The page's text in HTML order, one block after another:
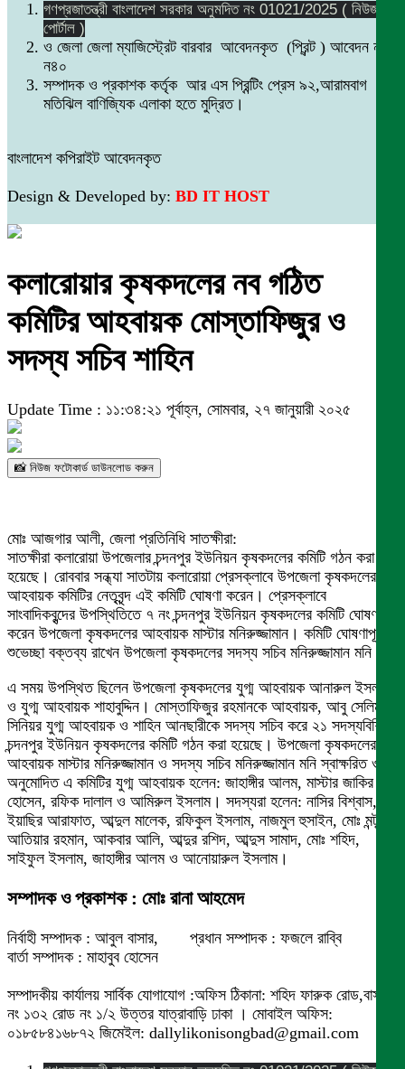
গণপ্রজাতন্ত্রী বাংলাদেশ সরকার অনুমদিত নং 01021/2025 ( নিউজ
পোর্টাল )
ও জেলা জেলা ম্যাজিস্ট্রেট বারবার আবেদনকৃত (প্রিন্ট ) আবেদন নং
ন৪০
সম্পাদক ও প্রকাশক কর্তৃক আর এস প্রিন্টিং প্রেস ৯২,আরামবাগ
মতিঝিল বাণিজ্যিক এলাকা হতে মুদ্রিত।
বাংলাদেশ কপিরাইট আবেদনকৃত
Design & Developed by: BD IT HOST
কলারোয়ার কৃষকদলের নব গঠিত
কমিটির আহবায়ক মোস্তাফিজুর ও
সদস্য সচিব শাহিন
Update Time : ১১:৩৪:২১ পূর্বাহ্ন, সোমবার, ২৭ জানুয়ারী ২০২৫
📸 নিউজ ফটোকার্ড ডাউনলোড করুন
মোঃ আজগার আলী, জেলা প্রতিনিধি সাতক্ষীরা:
সাতক্ষীরা কলারোয়া উপজেলার চন্দনপুর ইউনিয়ন কৃষকদলের কমিটি গঠন করা
হয়েছে। রোববার সন্ধ্যা সাতটায় কলারোয়া প্রেসক্লাবে উপজেলা কৃষকদলের
আহবায়ক কমিটির নেতৃবৃন্দ এই কমিটি ঘোষণা করেন। প্রেসক্লাবে
সাংবাদিকবৃন্দের উপস্থিতিতে ৭ নং চন্দনপুর ইউনিয়ন কৃষকদলের কমিটি ঘোষণা
করেন উপজেলা কৃষকদলের আহবায়ক মাস্টার মনিরুজ্জামান। কমিটি ঘোষণাপূর্ব
শুভেচ্ছা বক্তব্য রাখেন উপজেলা কৃষকদলের সদস্য সচিব মনিরুজ্জামান মনি।
এ সময় উপস্থিত ছিলেন উপজেলা কৃষকদলের যুগ্ম আহবায়ক আনারুল ইসলাম
ও যুগ্ম আহবায়ক শাহাবুদ্দিন। মোস্তাফিজুর রহমানকে আহবায়ক, আবু সেলিমকে
সিনিয়র যুগ্ম আহবায়ক ও শাহিন আনছারীকে সদস্য সচিব করে ২১ সদস্যবিশিষ্ট
চন্দনপুর ইউনিয়ন কৃষকদলের কমিটি গঠন করা হয়েছে। উপজেলা কৃষকদলের
আহবায়ক মাস্টার মনিরুজ্জামান ও সদস্য সচিব মনিরুজ্জামান মনি স্বাক্ষরিত ও
অনুমোদিত এ কমিটির যুগ্ম আহবায়ক হলেন: জাহাঙ্গীর আলম, মাস্টার জাকির
হোসেন, রফিক দালাল ও আমিরুল ইসলাম। সদস্যরা হলেন: নাসির বিশ্বাস,
ইয়াছির আরাফাত, আব্দুল মালেক, রফিকুল ইসলাম, নাজমুল হুসাইন, মোঃ মন্টু,
আতিয়ার রহমান, আকবার আলি, আব্দুর রশিদ, আব্দুস সামাদ, মোঃ শহিদ,
সাইফুল ইসলাম, জাহাঙ্গীর আলম ও আনোয়ারুল ইসলাম।
সম্পাদক ও প্রকাশক : মোঃ রানা আহমেদ
নির্বাহী সম্পাদক : আবুল বাসার, প্রধান সম্পাদক : ফজলে রাব্বি
বার্তা সম্পাদক : মাহাবুব হোসেন
সম্পাদকীয় কার্যালয় সার্বিক যোগাযোগ :অফিস ঠিকানা: শহিদ ফারুক রোড,বাসা
নং ১৩২ রোড নং ১/২ উত্তর যাত্রাবাড়ি ঢাকা । মোবাইল অফিস:
০১৮৫৮৪১৬৮৭২ জিমেইল: dallylikonisongbad@gmail.com